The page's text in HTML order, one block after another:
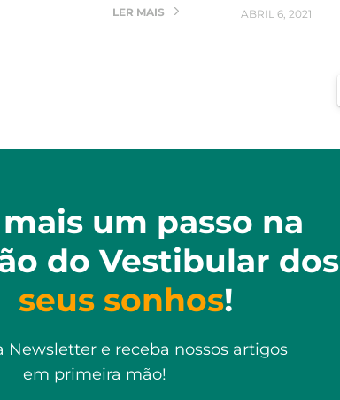
LER MAIS ABRIL 6, 2021
um passo na
do Vestibular dos
seus sonhos!
Newsletter e receba nossos artigos
em primeira mão!